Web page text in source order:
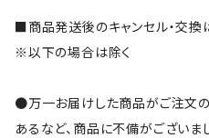
■商品発送後のキャンセル・交換
※以下の場合は除く
●万一お届けした商品がご注文
あるなど、商品に不備がございま